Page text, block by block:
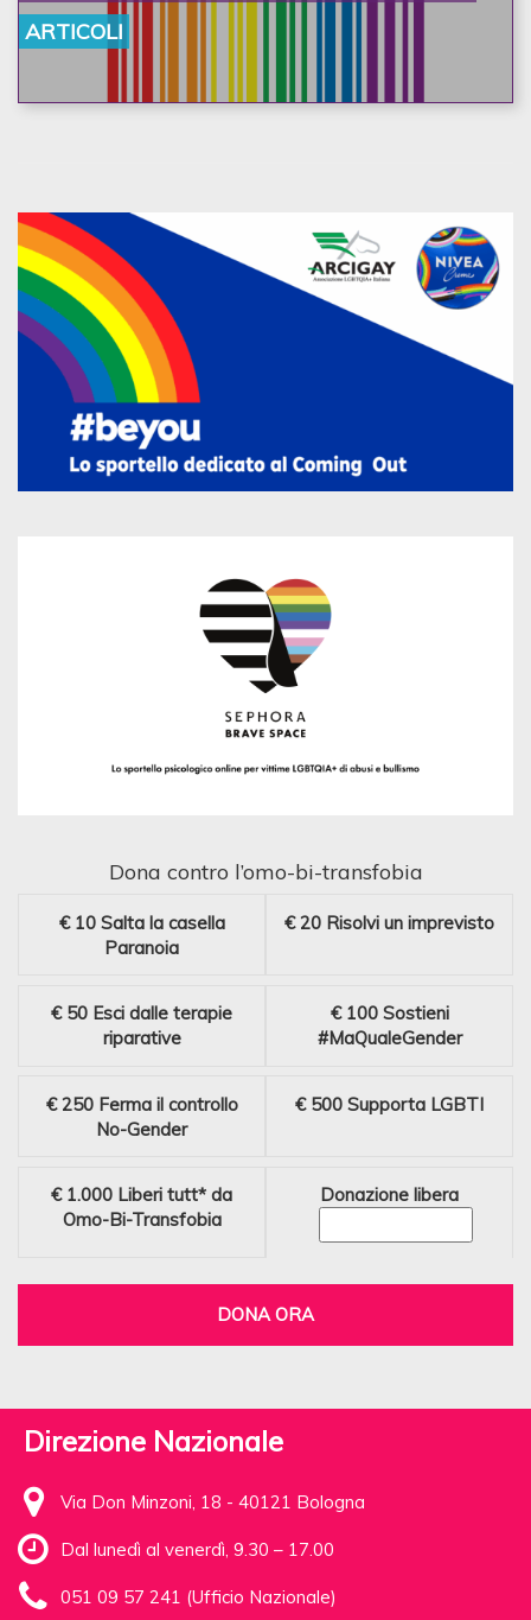
ARTICOLI
Dona contro l’omo-bi-transfobia
€ 10 Salta la casella
Paranoia
€ 20 Risolvi un imprevisto
€ 50 Esci dalle terapie
riparative
€ 100 Sostieni
#MaQualeGender
€ 250 Ferma il controllo
No-Gender
€ 500 Supporta LGBTI
€ 1.000 Liberi tutt* da
Omo-Bi-Transfobia
Donazione libera
DONA ORA
Direzione Nazionale
Via Don Minzoni, 18 - 40121 Bologna
Dal lunedì al venerdì, 9.30 – 17.00
051 09 57 241 (Ufficio Nazionale)